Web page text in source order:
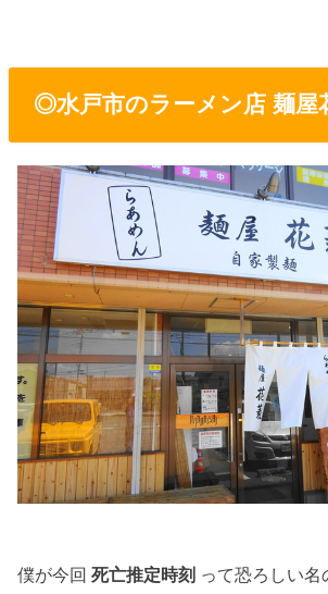
◎水戸市のラーメン店 麺屋
僕が今回死亡推定時刻 って恐ろしい